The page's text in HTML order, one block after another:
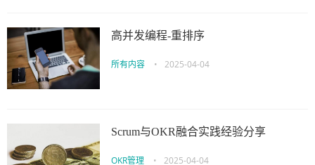
高并发编程-重排序
所有内容 • 2025-04-04
Scrum与OKR融合实践经验分享
OKR管理 • 2025-04-04